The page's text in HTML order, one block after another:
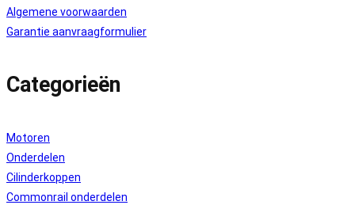
Algemene voorwaarden
Garantie aanvraagformulier
Categorieën
Motoren
Onderdelen
Cilinderkoppen
Commonrail onderdelen